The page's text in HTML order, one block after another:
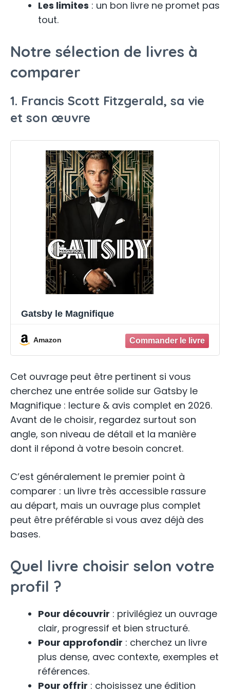
Les limites : un bon livre ne promet pas
tout.
Notre sélection de livres à
comparer
1. Francis Scott Fitzgerald, sa vie
et son œuvre
Gatsby le Magnifique
Amazon
Cet ouvrage peut être pertinent si vous
cherchez une entrée solide sur Gatsby le
Magnifique : lecture & avis complet en 2026.
Avant de le choisir, regardez surtout son
angle, son niveau de détail et la manière
dont il répond à votre besoin concret.
C’est généralement le premier point à
comparer : un livre très accessible rassure
au départ, mais un ouvrage plus complet
peut être préférable si vous avez déjà des
bases.
Quel livre choisir selon votre
profil ?
Pour découvrir : privilégiez un ouvrage
clair, progressif et bien structuré.
Pour approfondir : cherchez un livre
plus dense, avec contexte, exemples et
références.
Pour offrir : choisissez une édition